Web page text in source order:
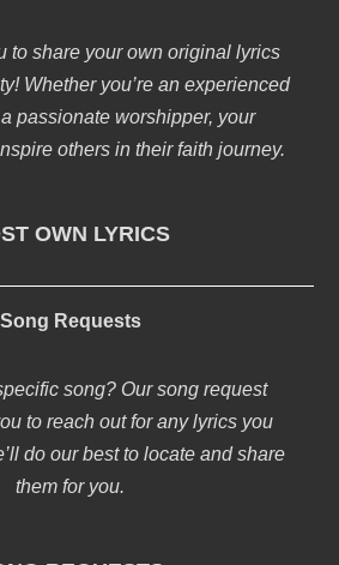
to share your own original lyrics
Whether you’re an experienced
passionate worshipper, your
others in their faith journey.
OWN LYRICS
Song Requests
song? Our song request
to reach out for any lyrics you
do our best to locate and share
them for you.